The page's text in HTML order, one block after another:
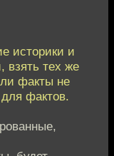
историки и
взять тех же
факты не
фактов.